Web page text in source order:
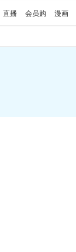
直播 会员购 漫画